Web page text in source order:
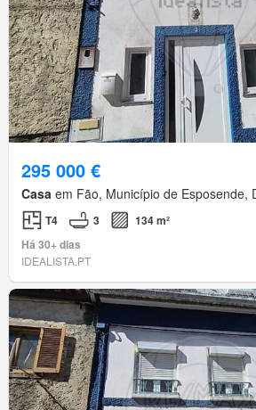
295 000 €
Casa em Fão, Município de Esposende,
T4 3
134 m²
Há 30+ dias
IDEALISTA.PT